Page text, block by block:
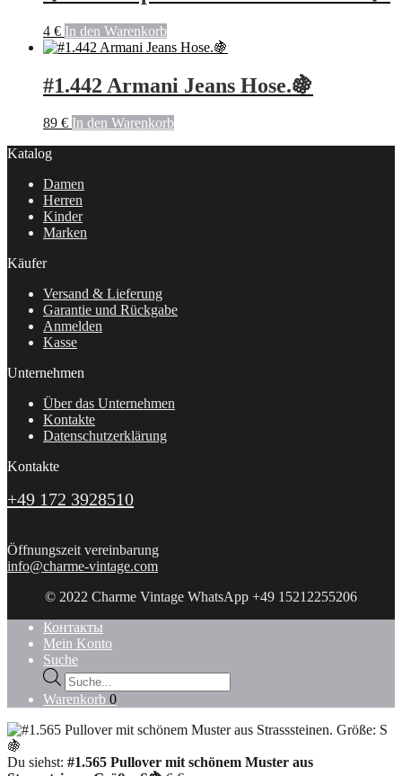
4 € In den Warenkorb
#1.442 Armani Jeans Hose.🍇
89 € In den Warenkorb
Katalog
Damen
Herren
Kinder
Marken
Käufer
Versand & Lieferung
Garantie und Rückgabe
Anmelden
Kasse
Unternehmen
Über das Unternehmen
Kontakte
Datenschutzerklärung
Kontakte
+49 172 3928510
Öffnungszeit vereinbarung
info@charme-vintage.com
© 2022 Charme Vintage WhatsApp +49 15212255206
Контакты
Mein Konto
Suche
Products
search
Warenkorb 0
Du siehst: #1.565 Pullover mit schönem Muster aus